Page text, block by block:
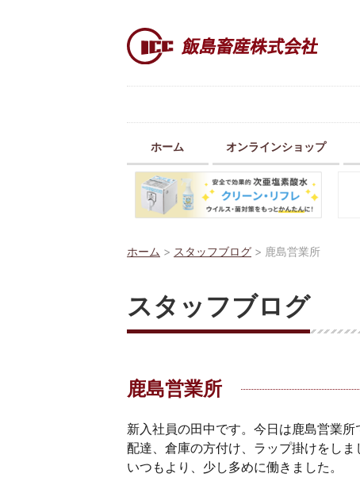
ホーム オンラインショップ
ホーム > スタッフブログ > 鹿島営業所
スタッフブログ
鹿島営業所
新入社員の田中です。今日は鹿島営業所
配達、倉庫の方付け、ラップ掛けをし
いつもより、少し多めに働きました。